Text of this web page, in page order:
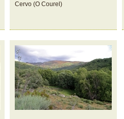
Cervo (O Courel)